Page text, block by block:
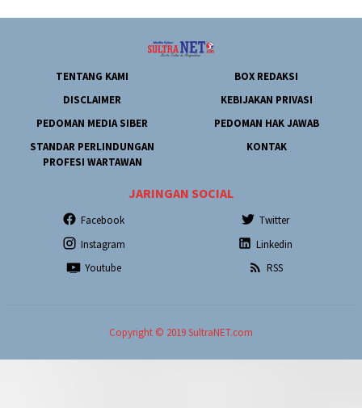
TENTANG KAMI
BOX REDAKSI
DISCLAIMER
KEBIJAKAN PRIVASI
PEDOMAN MEDIA SIBER
PEDOMAN HAK JAWAB
STANDAR PERLINDUNGAN
PROFESI WARTAWAN
KONTAK
JARINGAN SOCIAL
Facebook
Twitter
Instagram
Linkedin
Youtube
RSS
Copyright © 2019 SultraNET.com